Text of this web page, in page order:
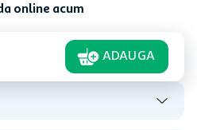
online acum
ADAUGA